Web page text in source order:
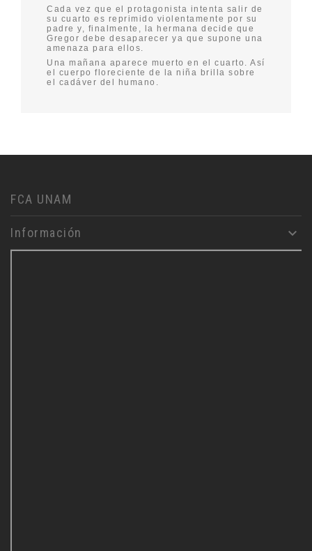
Cada vez que el protagonista intenta salir de
su cuarto es reprimido violentamente por su
padre y, finalmente, la hermana decide que
Gregor debe desaparecer ya que supone una
amenaza para ellos.
Una mañana aparece muerto en el cuarto. Así
el cuerpo floreciente de la niña brilla sobre
el cadáver del humano.
FCA UNAM
Información 